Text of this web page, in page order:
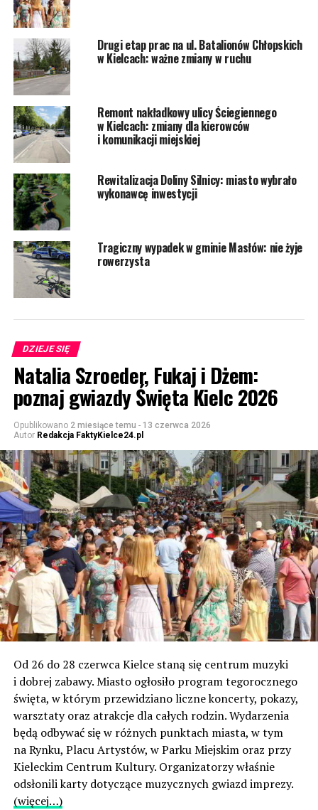
Drugi etap prac na ul. Batalionów Chłopskich
w Kielcach: ważne zmiany w ruchu
Remont nakładkowy ulicy Ściegiennego
w Kielcach: zmiany dla kierowców
i komunikacji miejskiej
Rewitalizacja Doliny Silnicy: miasto wybrało
wykonawcę inwestycji
Tragiczny wypadek w gminie Masłów: nie żyje
rowerzysta
DZIEJE SIĘ
Natalia Szroeder, Fukaj i Dżem:
poznaj gwiazdy Święta Kielc 2026
Opublikowano 2 miesiące temu - 13 czerwca 2026
Autor Redakcja FaktyKielce24.pl
Od 26 do 28 czerwca Kielce staną się centrum muzyki
i dobrej zabawy. Miasto ogłosiło program tegorocznego
święta, w którym przewidziano liczne koncerty, pokazy,
warsztaty oraz atrakcje dla całych rodzin. Wydarzenia
będą odbywać się w różnych punktach miasta, w tym
na Rynku, Placu Artystów, w Parku Miejskim oraz przy
Kieleckim Centrum Kultury. Organizatorzy właśnie
odsłonili karty dotyczące muzycznych gwiazd imprezy.
(więcej…)